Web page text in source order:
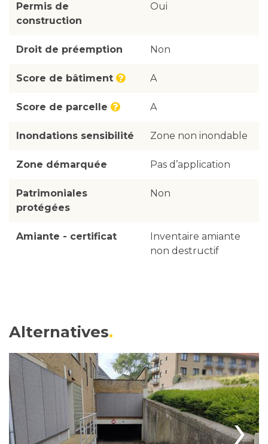
Permis de
construction
Oui
Droit de préemption Non
Score de bâtiment A
Score de parcelle A
Inondations sensibilité Zone non inondable
Zone démarquée Pas d’application
Patrimoniales
protégées
Non
Amiante - certificat
Inventaire amiante
non destructif
Alternatives
›